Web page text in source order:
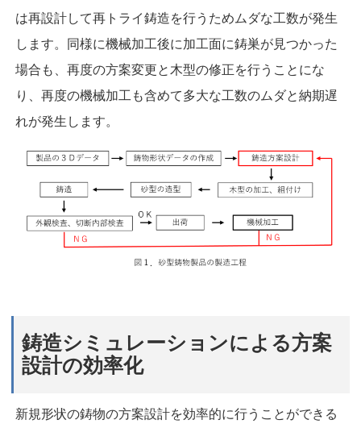
は再設計して再トライ鋳造を行うためムダな工数が発生
します。同様に機械加工後に加工面に鋳巣が見つかった
場合も、再度の方案変更と木型の修正を行うことにな
り、再度の機械加工も含めて多大な工数のムダと納期遅
れが発生します。
鋳造シミュレーションによる方案
設計の効率化
新規形状の鋳物の方案設計を効率的に行うことができる